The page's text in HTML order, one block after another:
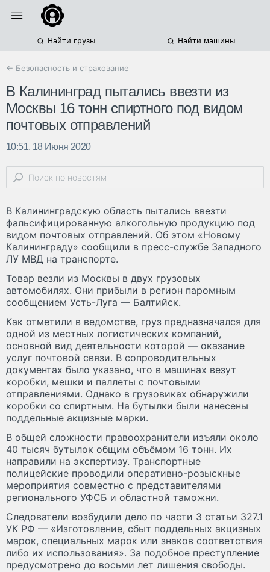
Найти грузы Найти машины
← Безопасность и страхование
В Калининград пытались ввезти из
Москвы 16 тонн спиртного под видом
почтовых отправлений
10:51, 18 Июня 2020
В Калининградскую область пытались ввезти
фальсифицированную алкогольную продукцию под
видом почтовых отправлений. Об этом «Новому
Калининграду» сообщили в пресс-службе Западного
ЛУ МВД на транспорте.
Товар везли из Москвы в двух грузовых
автомобилях. Они прибыли в регион паромным
сообщением Усть-Луга — Балтийск.
Как отметили в ведомстве, груз предназначался для
одной из местных логистических компаний,
основной вид деятельности которой — оказание
услуг почтовой связи. В сопроводительных
документах было указано, что в машинах везут
коробки, мешки и паллеты с почтовыми
отправлениями. Однако в грузовиках обнаружили
коробки со спиртным. На бутылки были нанесены
поддельные акцизные марки.
В общей сложности правоохранители изъяли около
40 тысяч бутылок общим объёмом 16 тонн. Их
направили на экспертизу. Транспортные
полицейские проводили оперативно-розыскные
мероприятия совместно с представителями
регионального УФСБ и областной таможни.
Следователи возбудили дело по части 3 статьи 327.1
УК РФ — «Изготовление, сбыт поддельных акцизных
марок, специальных марок или знаков соответствия
либо их использования». За подобное преступление
предусмотрено до восьми лет лишения свободы.